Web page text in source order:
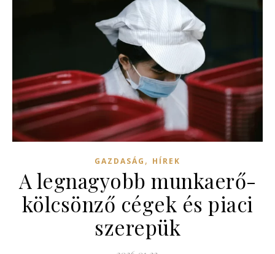
GAZDASÁG , HÍREK
A legnagyobb munkaerő-
kölcsönző cégek és piaci
szerepük